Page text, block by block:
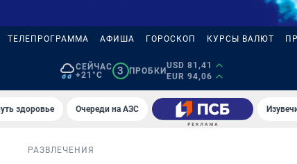
ТЕЛЕПРОГРАММА АФИША ГОРОСКОП КУРСЫ ВАЛЮТ
СЕЙЧАС
+21°C
3 ПРОБКИ
USD 81,41
EUR 94,06
здоровье Очереди на АЗС
РАЗВЛЕЧЕНИЯ